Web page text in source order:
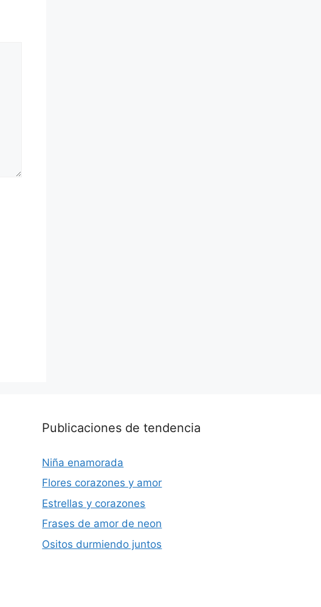
Publicaciones de tendencia
Niña enamorada
Flores corazones y amor
Estrellas y corazones
Frases de amor de neon
Ositos durmiendo juntos